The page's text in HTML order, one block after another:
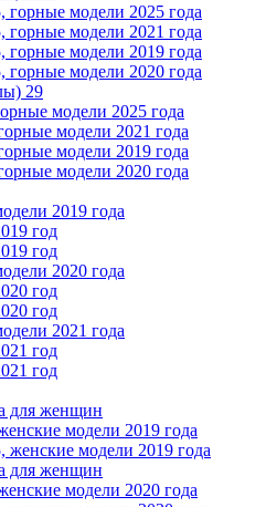
горные модели 2025 года
горные модели 2021 года
горные модели 2019 года
горные модели 2020 года
29
модели 2025 года
модели 2021 года
модели 2019 года
модели 2020 года
2019 года
год
год
2020 года
год
год
2021 года
год
год
для женщин
модели 2019 года
женские модели 2019 года
для женщин
модели 2020 года